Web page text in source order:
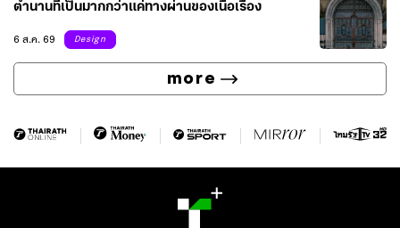
ตำนานที่เป็นมากกว่าแค่ทางผ่านของเนื้อเรื่อง
6 ส.ค. 69
Design
more